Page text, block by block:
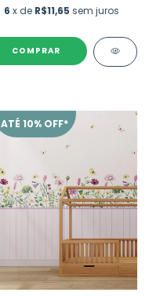
6 x de R$11,65 sem juros
ATÉ 10% OFF*